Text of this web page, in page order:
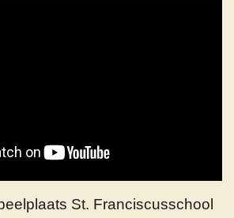
St. Franciscusschool